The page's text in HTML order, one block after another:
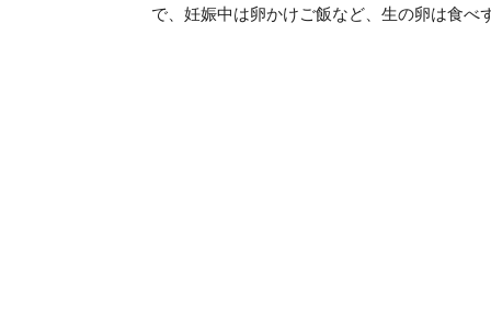
で、妊娠中は卵かけご飯など、生の卵は食